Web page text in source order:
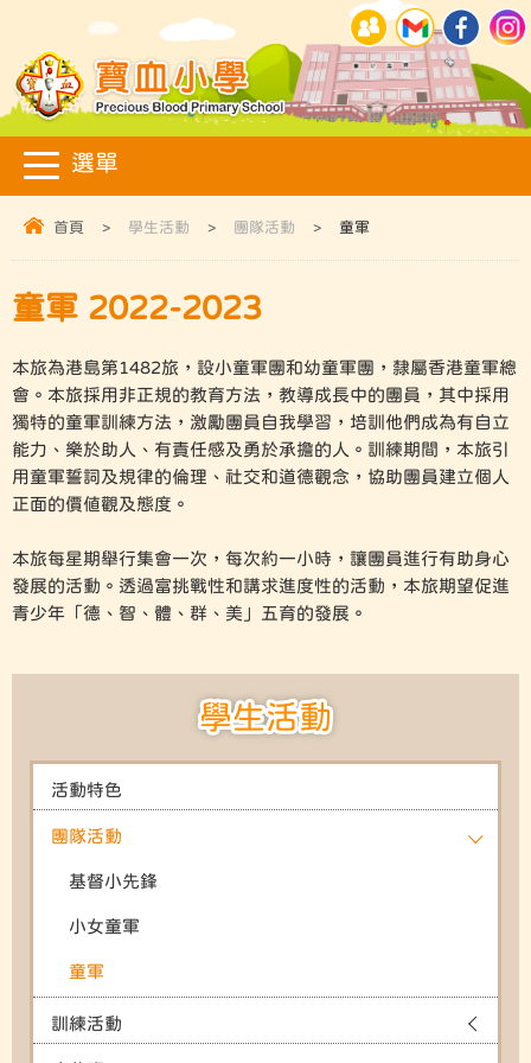
首頁 > 學生活動 > 團隊活動 > 童軍
童軍 2022-2023
本旅為港島第1482旅，設小童軍團和幼童軍團，隸屬香港童軍總
會。本旅採用非正規的教育方法，教導成長中的團員，其中採用
獨特的童軍訓練方法，激勵團員自我學習，培訓他們成為有自立
能力、樂於助人、有責任感及勇於承擔的人。訓練期間，本旅引
用童軍誓詞及規律的倫理、社交和道德觀念，協助團員建立個人
正面的價值觀及態度。
本旅每星期舉行集會一次，每次約一小時，讓團員進行有助身心
發展的活動。透過富挑戰性和講求進度性的活動，本旅期望促進
青少年「德、智、體、群、美」五育的發展。
學生活動
活動特色
團隊活動
基督小先鋒
小女童軍
童軍
訓練活動